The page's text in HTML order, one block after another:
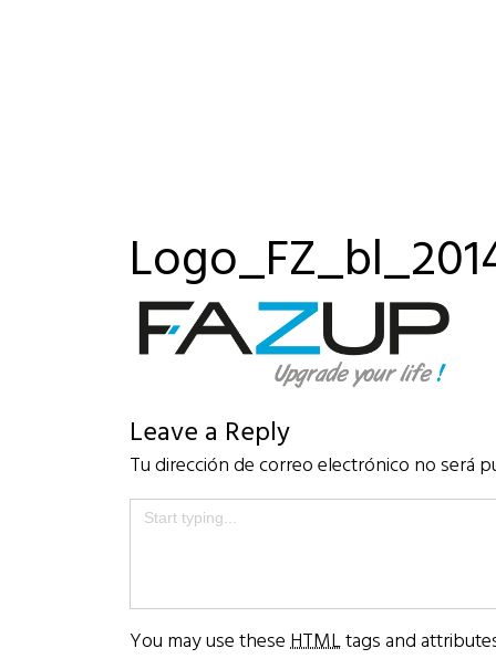
Leave a Reply
Tu dirección de correo electrónico no será
You may use theseHTMLtags and